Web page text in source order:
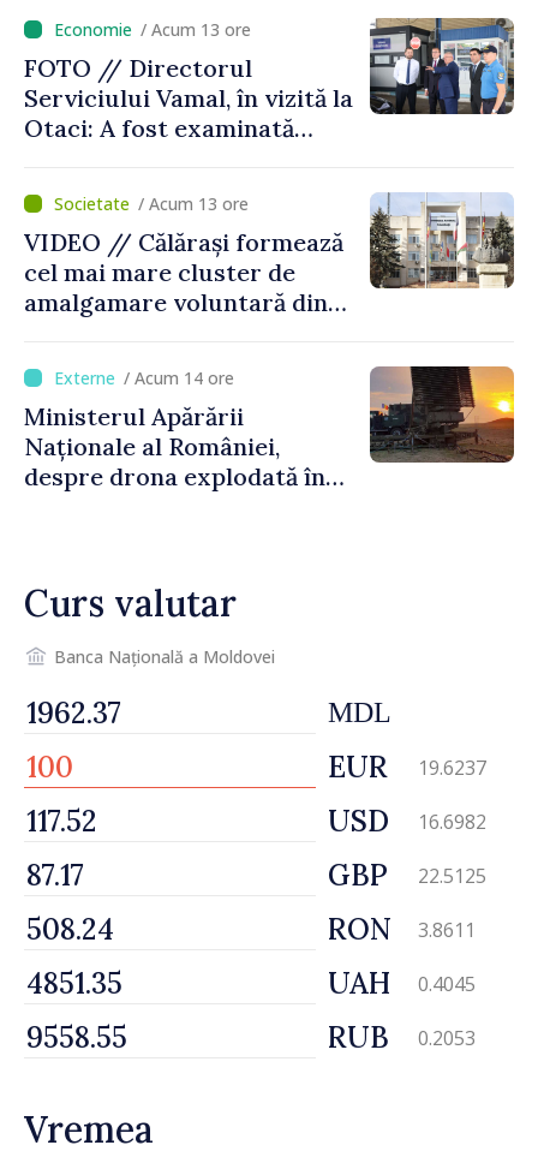
/ Acum 13 ore
FOTO // Directorul
Serviciului Vamal, în vizită la
Otaci: A fost examinată
control vamal cu un scanner
performant/ Acum 13 ore
VIDEO // Călărași formează
cel mai mare cluster de
amalgamare voluntară din
orășenesc a aprobat decizia
finală
/ Acum 14 ore
Ministerul Apărării
Naționale al României,
despre drona explodată în
Curs valutar
Banca Națională a Moldovei
MDL
EUR 19.6237
USD 16.6982
GBP 22.5125
RON 3.8611
UAH 0.4045
RUB 0.2053
Vremea